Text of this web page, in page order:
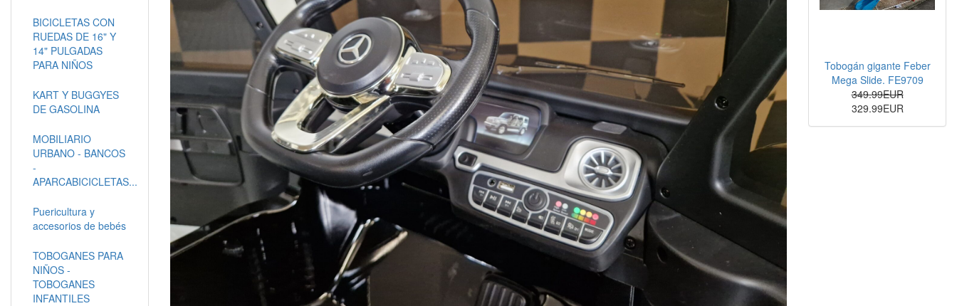
BICICLETAS CON
RUEDAS DE 16" Y
14" PULGADAS
PARA NIÑOS
KART Y BUGGYES
DE GASOLINA
MOBILIARIO
URBANO - BANCOS
-
APARCABICICLETAS...
Puericultura y
accesorios de bebés
TOBOGANES PARA
NIÑOS -
TOBOGANES
INFANTILES
Tobogán gigante Feber
Mega Slide. FE9709
349.99EUR
329.99EUR